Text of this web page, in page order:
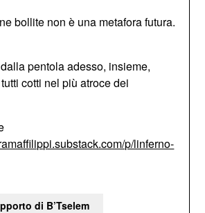
bollite non è una metafora futura.
pentola adesso, insieme,
cotti nel più atroce dei
p/linferno-
di B’Tselem